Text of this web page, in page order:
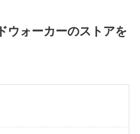
ウォーカーのストアを